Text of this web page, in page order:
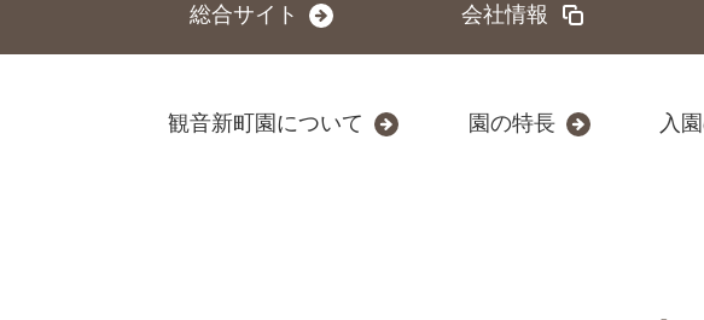
総合サイト 会社情報
観音新町園について 園の特長 入